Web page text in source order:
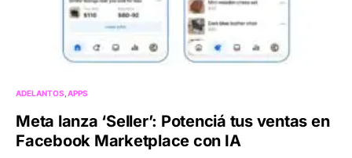
ADELANTOS APPS
Meta lanza ‘Seller’: Potenciá tus ventas en
Facebook Marketplace con IA